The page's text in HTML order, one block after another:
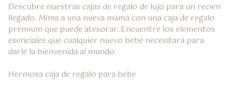
Descubre nuestras cajas de regalo de lujo para un recién
llegado. Mima a una nueva mamá con una caja de regalo
premium que puede atesorar. Encuentre los elementos
esenciales que cualquier nuevo bebé necesitará para
darle la bienvenida al mundo.
Hermosa caja de regalo para bebe